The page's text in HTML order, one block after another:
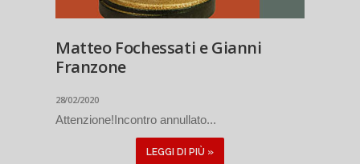
Matteo Fochessati e Gianni
Franzone
28/02/2020
Attenzione!Incontro annullato...
LEGGI DI PIÙ »